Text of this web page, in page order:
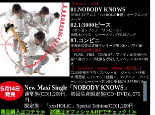
【TRACK LIST】
01.NOBODY KNOWS
※TBS TVアニメ「xxxHOLiC◆継」オープニング
テーマ
02.1/3000ピース
（サンゼンブンノ ワンピース）
※積水ハウス シャーメゾンTVCMソング
03.コンビニ
※海外音楽武者修行シリーズ第1弾・ハワイ編
【初回生産限定盤】
「FUNK FIRE TOUR‘07」ファイナル公演から
全11曲のライブ映像を収録したスペシャルDVD付
き
【「xxxHOLiC」Special Edition（限定盤）】
CLAMP描き下ろしスペシャル・ジャケット仕様、
PC用壁紙（ジャケット絵柄）、TVアニメ・プロモ
ーションムービー（約1分）収録の3大特典付き
New Maxi Single「NOBODY KNOWS」
通常盤(CD)1,260円、初回生産限定盤(CD+DVD)1,575
円、
限定盤・「xxxHOLiC」Special Edition(CD)1,260円
商品購入はコチラ≫
試聴はオフィシャルHPでチェック！≫